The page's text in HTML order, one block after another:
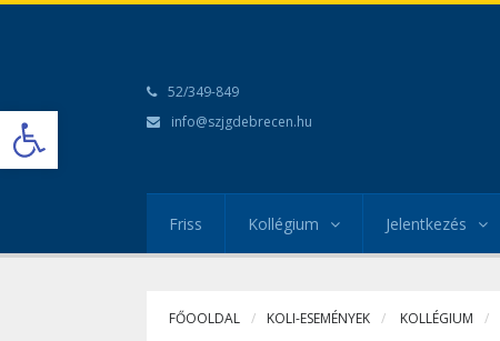
Open toolbar
52/349-849
info@szjgdebrecen.hu
Friss Kollégium Jelentkezés
FŐOOLDAL KOLI-ESEMÉNYEK KOLLÉGIUM